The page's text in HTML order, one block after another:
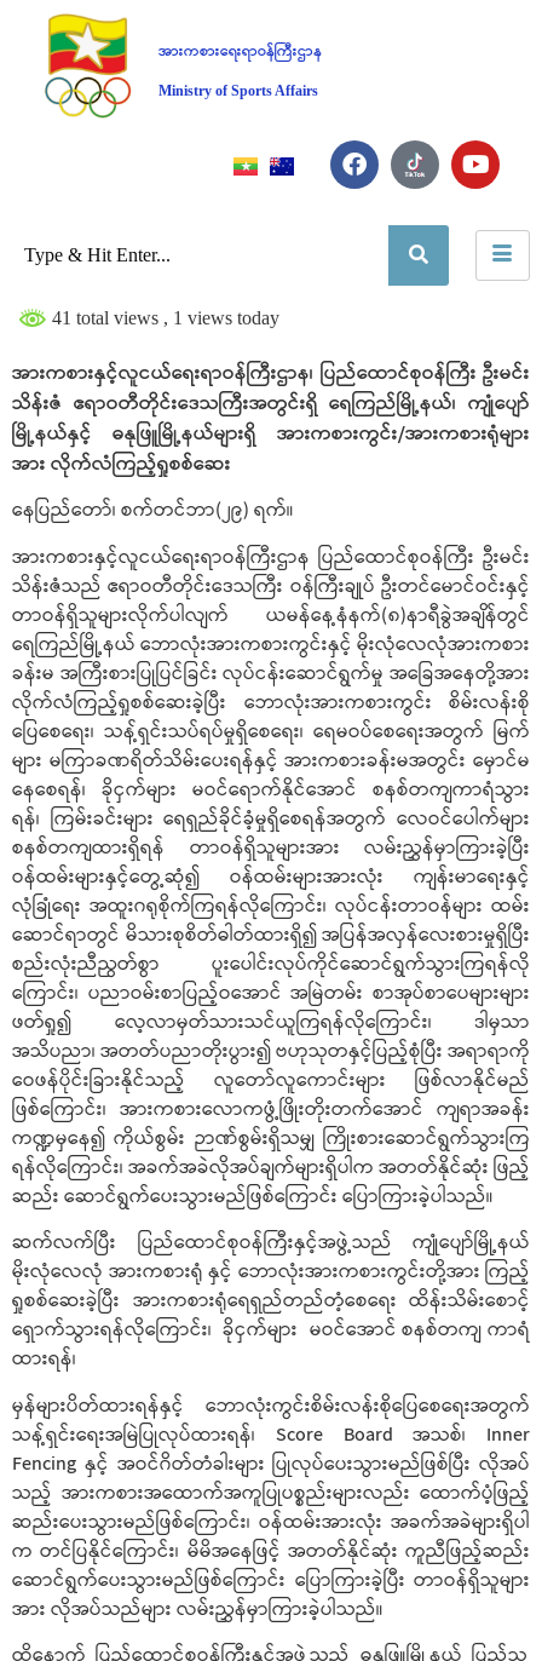
အားကစားရေးရာဝန်ကြီးဌာန
Ministry of Sports Affairs
41 total views , 1 views today
အားကစားနှင့်လူငယ်ရေးရာဝန်ကြီးဌာန၊ ပြည်ထောင်စုဝန်ကြီး ဦးမင်း
သိန်းဇံ ဧရာဝတီတိုင်းဒေသကြီးအတွင်းရှိ ရေကြည်မြို့နယ်၊ ကျုံပျော်
မြို့နယ်နှင့် ဓနုဖြူမြို့နယ်များရှိ အားကစားကွင်း/အားကစားရုံများ
အား လိုက်လံကြည့်ရှုစစ်ဆေး
နေပြည်တော်၊ စက်တင်ဘာ(၂၉) ရက်။
အားကစားနှင့်လူငယ်ရေးရာဝန်ကြီးဌာန ပြည်ထောင်စုဝန်ကြီး ဦးမင်း
သိန်းဇံသည် ဧရာဝတီတိုင်းဒေသကြီး ဝန်ကြီးချုပ် ဦး‌တင်မောင်ဝင်းနှင့်
တာဝန်ရှိသူများလိုက်ပါလျက် ယမန်နေ့နံနက်(၈)နာရီခွဲအချိန်တွင်
ရေကြည်မြို့နယ် ဘောလုံးအားကစားကွင်းနှင့် မိုးလုံလေလုံအားကစား
ခန်းမ အကြီးစားပြုပြင်ခြင်း လုပ်ငန်းဆောင်ရွက်မှု အခြေအနေတို့အား
လိုက်လံကြည့်ရှုစစ်ဆေးခဲ့ပြီး ဘောလုံးအားကစားကွင်း စိမ်းလန်းစို
ပြေစေရေး၊ သန့်ရှင်းသပ်ရပ်မှုရှိစေရေး၊ ရေမဝပ်စေရေးအတွက် မြက်
များ မကြာခဏရိတ်သိမ်းပေးရန်နှင့် အားကစားခန်းမအတွင်း မှောင်မ
နေစေရန်၊ ခိုငှက်များ မဝင်ရောက်နိုင်အောင် စနစ်တကျကာရံသွား
ရန်၊ ကြမ်းခင်းများ ရေရှည်ခိုင်ခံ့မှုရှိစေရန်အတွက် လေဝင်ပေါက်များ
စနစ်တကျထားရှိရန် တာဝန်ရှိသူများအား လမ်းညွှန်မှာကြားခဲ့ပြီး
ဝန်ထမ်းများနှင့်တွေ့ဆုံ၍ ဝန်ထမ်းများအားလုံး ကျန်းမာရေးနှင့်
လုံခြုံရေး အထူးဂရုစိုက်ကြရန်လိုကြောင်း၊ လုပ်ငန်းတာဝန်များ ထမ်း
ဆောင်ရာတွင် မိသားစုစိတ်ဓါတ်ထားရှိ၍ အပြန်အလှန်လေးစားမှုရှိပြီး
စည်းလုံးညီညွတ်စွာ ပူးပေါင်းလုပ်ကိုင်ဆောင်ရွက်သွားကြရန်လို
ကြောင်း၊ ပညာဝမ်းစာပြည့်ဝအောင် အမြဲတမ်း စာအုပ်စာပေများများ
ဖတ်ရှု၍ လေ့လာမှတ်သားသင်ယူကြရန်လိုကြောင်း၊ ဒါမှသာ
အသိပညာ၊ အတတ်ပညာတိုးပွား၍ ဗဟုသုတနှင့်ပြည့်စုံပြီး အရာရာကို
ဝေဖန်ပိုင်းခြားနိုင်သည့် လူတော်လူကောင်းများ ဖြစ်လာနိုင်မည်
ဖြစ်ကြောင်း၊ အားကစားလောကဖွံ့ဖြိုးတိုးတက်အောင် ကျရာအခန်း
ကဏ္ဍမှနေ၍ ကိုယ်စွမ်း ဉာဏ်စွမ်းရှိသမျှ ကြိုးစားဆောင်ရွက်သွားကြ
ရန်လိုကြောင်း၊ အခက်အခဲလိုအပ်ချက်များရှိပါက အတတ်နိုင်ဆုံး ဖြည့်
ဆည်း ဆောင်ရွက်ပေးသွားမည်ဖြစ်ကြောင်း ပြောကြားခဲ့ပါသည်။
ဆက်လက်ပြီး ပြည်ထောင်စုဝန်ကြီးနှင့်အဖွဲ့သည် ကျုံပျော်မြို့နယ်
မိုးလုံလေလုံ အားကစားရုံ နှင့် ဘောလုံးအားကစားကွင်းတို့အား ကြည့်
ရှုစစ်ဆေးခဲ့ပြီး အားကစားရုံရေရှည်တည်တံ့စေရေး ထိန်းသိမ်းစောင့်
ရှောက်သွားရန်လိုကြောင်း၊ ခိုငှက်များ မဝင်အောင် စနစ်တကျ ကာရံ
ထားရန်၊
မှန်များပိတ်ထားရန်နှင့် ဘောလုံးကွင်းစိမ်းလန်းစိုပြေစေရေးအတွက်
သန့်ရှင်းရေးအမြဲပြုလုပ်ထားရန်၊ Score Board အသစ်၊ Inner
Fencing နှင့် အဝင်ဂိတ်တံခါးများ ပြုလုပ်ပေးသွားမည်ဖြစ်ပြီး လိုအပ်
သည့် အားကစားအထောက်အကူပြုပစ္စည်းများလည်း ထောက်ပံ့ဖြည့်
ဆည်းပေးသွားမည်ဖြစ်ကြောင်း၊ ဝန်ထမ်းအားလုံး အခက်အခဲများရှိပါ
က တင်ပြနိုင်ကြောင်း၊ မိမိအနေဖြင့် အတတ်နိုင်ဆုံး ကူညီဖြည့်ဆည်း
ဆောင်ရွက်ပေးသွားမည်ဖြစ်ကြောင်း ပြောကြားခဲ့ပြီး တာဝန်ရှိသူများ
အား လိုအပ်သည်များ လမ်းညွှန်မှာကြားခဲ့ပါသည်။